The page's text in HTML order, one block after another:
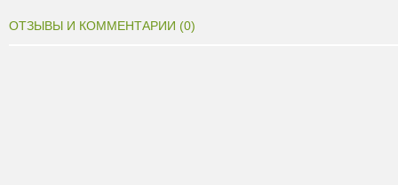
ОТЗЫВЫ И КОММЕНТАРИИ (0)